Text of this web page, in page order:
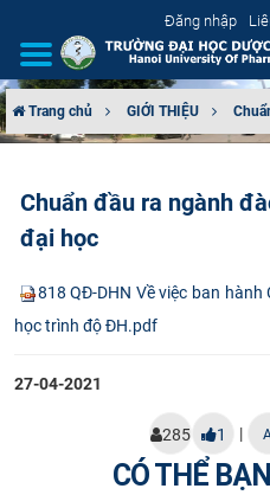
Đăng nhập
CƠ CẤU TỔ CHỨC
ĐÀO TẠO
ĐẢM BẢO CHẤT LƯỢNG
KHOA HỌC CÔNG NGHỆ
Trang chủ GIỚI THIỆU
Chuẩn đầu ra ngành
đại học
818 QĐ-DHN Về việc ban
học trình độ ĐH.pdf
27-04-2021
285 1 |
CÓ THỂ